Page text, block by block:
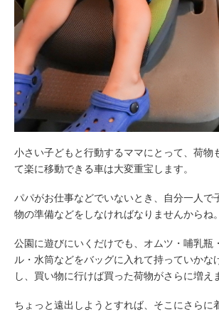
小さい子どもと行動するママにとって、荷物
て楽に移動できる車は大変重宝します。
パパがお仕事などでいないとき、自分一人で
物の準備などをしなければなりませんからね。
公園に遊びにいくだけでも、オムツ・哺乳瓶
ル・水筒などをバッグに入れて持っていかな
し、買い物に行けば買った荷物がさらに増え
ちょっと遠出しようとすれば、そこにさらに